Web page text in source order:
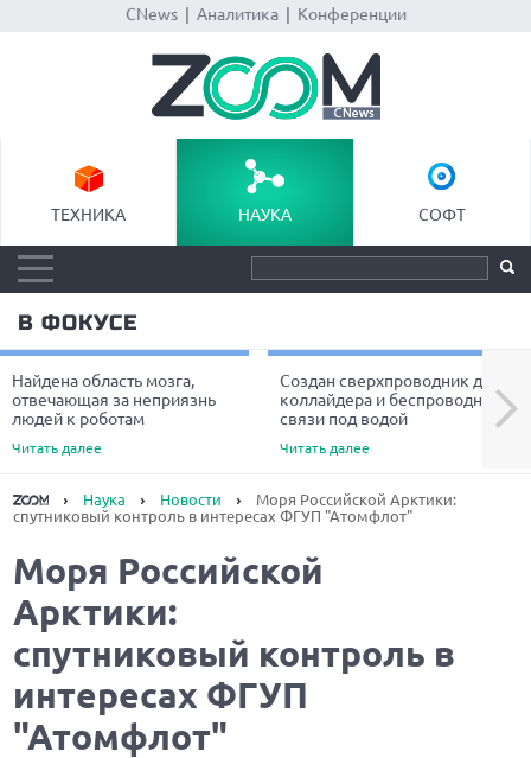
CNews| Аналитика| Конференции
ТЕХНИКА НАУКА СОФТ
В ФОКУСЕ
Найдена область мозга,
отвечающая за неприязнь
людей к роботам
Читать далее
Создан сверхпроводник для
коллайдера и беспроводной
связи под водой
Читать далее
Next
Наука Новости
Моря Российской Арктики:
спутниковый контроль в интересах ФГУП "Атомфлот"
Моря Российской
Арктики:
спутниковый контроль в
интересах ФГУП
"Атомфлот"